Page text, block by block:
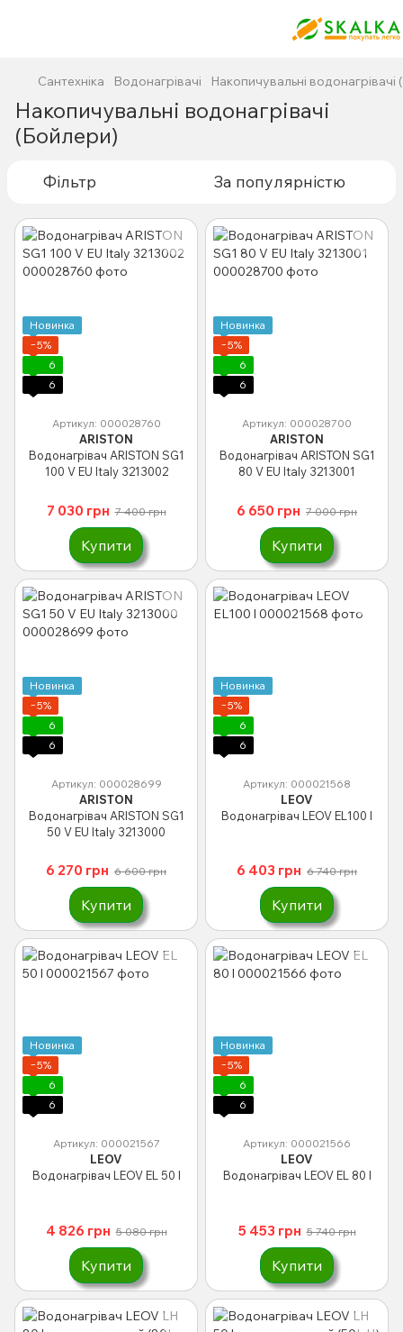
Сантехніка Водонагрівачі Накопичувальні
Накопичувальні водонагрівачі
(Бойлери)
Фільтр За популярністю
Новинка
−5%
6
6
Артикул: 000028760
ARISTON
Водонагрівач ARISTON SG1
100 V EU Italy 3213002
7 030 грн 7 400 грн
Купити
Новинка
−5%
6
6
Артикул: 000028700
ARISTON
Водонагрівач ARISTON SG1
80 V EU Italy 3213001
6 650 грн 7 000 грн
Купити
Новинка
−5%
6
6
Артикул: 000028699
ARISTON
Водонагрівач ARISTON SG1
50 V EU Italy 3213000
6 270 грн 6 600 грн
Купити
Новинка
−5%
6
6
Артикул: 000021568
LEOV
Водонагрівач LEOV EL100 l
6 403 грн 6 740 грн
Купити
Новинка
−5%
6
6
Артикул: 000021567
LEOV
Водонагрівач LEOV EL 50 l
4 826 грн 5 080 грн
Купити
Новинка
−5%
6
6
Артикул: 000021566
LEOV
Водонагрівач LEOV EL 80 l
5 453 грн 5 740 грн
Купити